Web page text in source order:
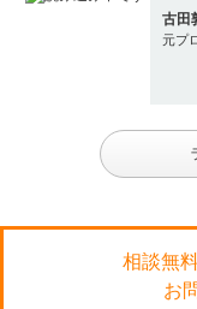
古田
元プ
相談無
お